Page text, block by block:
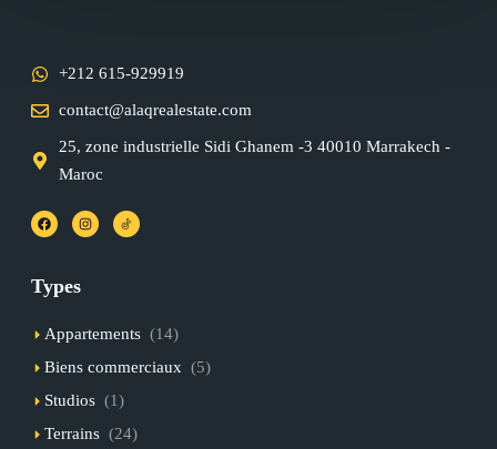
+212 615-929919
contact@alaqrealestate.com
25, zone industrielle Sidi Ghanem -3 40010 Marrakech -
Maroc
Types
Appartements (14)
Biens commerciaux (5)
Studios (1)
Terrains (24)